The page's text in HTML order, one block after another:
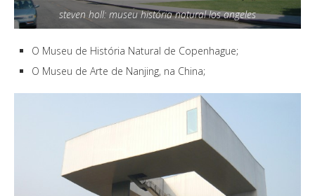
steven holl: museu história natural los angeles
O Museu de História Natural de Copenhague;
O Museu de Arte de Nanjing, na China;